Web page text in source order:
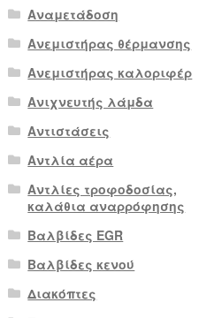
Αναμετάδοση
Ανεμιστήρας θέρμανσης
Ανεμιστήρας καλοριφέρ
Ανιχνευτής λάμδα
Αντιστάσεις
Αντλία αέρα
Αντλίες τροφοδοσίας,
καλάθια αναρρόφησης
Βαλβίδες EGR
Βαλβίδες κενού
Διακόπτες